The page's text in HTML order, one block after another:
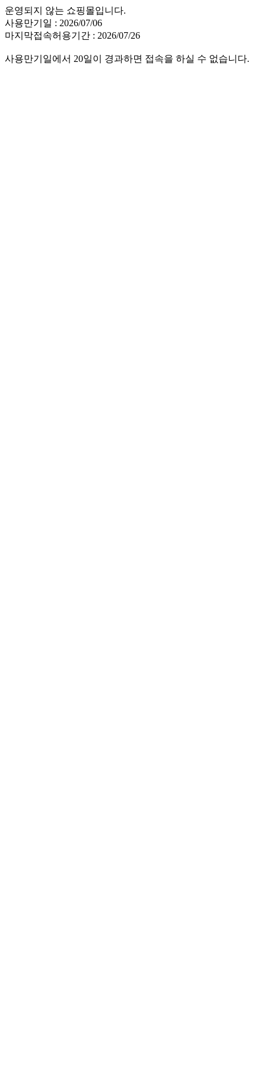
운영되지 않는 쇼핑몰입니다.
사용만기일 : 2026/07/06
마지막접속허용기간 : 2026/07/26
사용만기일에서 20일이 경과하면 접속을 하실 수 없습니다.